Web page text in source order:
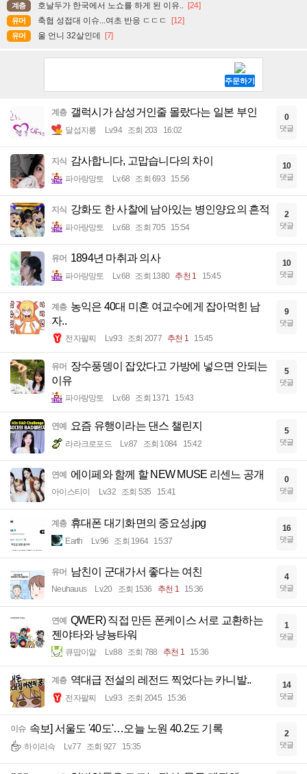
계층 호날두가 한국에서 노쇼를 하게 된 이유.. [24]
유머 축협 성접대 이슈...여초 반응 ㄷㄷㄷ [12]
유머 울 언니 32살인데 [7]
계층 갤럭시가 삼성거인줄 몰랐다는 일본 부인
달섭지롱 Lv.94 조회 203 16:02
0
댓글
지식 감사합니다, 고맙습니다의 차이
파아랑망토 Lv.68 조회 693 15:56
10
댓글
지식 강화도 한 사찰에 남아있는 병인양요의 흔적
파아랑망토 Lv.68 조회 705 15:54
2
댓글
유머 1894년 마취과 의사
파아랑망토 Lv.68 조회 1380 추천 1 15:45
10
댓글
계층 농익은 40대 미혼 여교수에게 잡아먹힌 남
자..
전자팔찌 Lv.93 조회 2077 추천 1 15:45
9
댓글
유머 장수풍뎅이 잡았다고 가방에 넣으면 안되는
이유
파아랑망토 Lv.68 조회 1371 15:43
5
댓글
연예 요즘 유행이라는 댄스 챌린지
라라크로포드 Lv.87 조회 1084 15:42
5
댓글
연예 에이페와 함께 할 NEW MUSE 리센느 공개
아이스티이 Lv.32 조회 535 15:41
0
댓글
계층 휴대폰 대기화면의 중요성.jpg
Earth Lv.96 조회 1964 15:37
16
댓글
유머 남친이 군대가서 좋다는 여친
Neuhauus Lv.20 조회 1536 추천 1 15:36
4
댓글
연예
QWER) 직접 만든 폰케이스 서로 교환하는
젠야타와 냥뇽타워
큐땁이알 Lv.88 조회 788 추천 1 15:36
1
댓글
계층 역대급 전설의 레전드 찍었다는 카니발..
전자팔찌 Lv.93 조회 2045 15:36
14
댓글
이슈 속보] 서울도 '40도'…오늘 노원 40.2도 기록
하이리슥 Lv.77 조회 927 15:35
2
댓글